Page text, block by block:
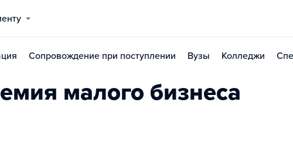
Сопровождение при поступлении Вузы Колледжи
малого бизнеса